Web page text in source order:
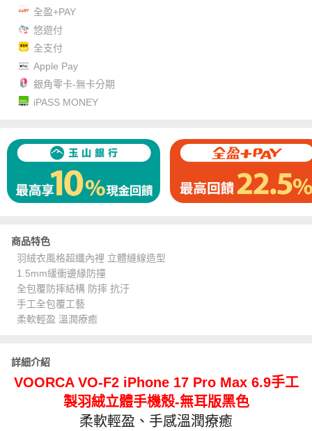
全盈+PAY
悠遊付
全支付
Apple Pay
銀角零卡-無卡分期
iPASS MONEY
商品特色
羽絨衣風格超纖內裡 立體縫線造型
1.5mm緩衝邊緣防撞
全包覆防摔結構 防摔 抗汙
手工全包覆工藝
柔軟輕盈 溫潤療癒
詳細介紹
VOORCA VO-F2 iPhone 17 Pro Max 6.9手工
製羽絨立體手機殼-無耳版黑色
柔軟輕盈、手感溫潤療癒